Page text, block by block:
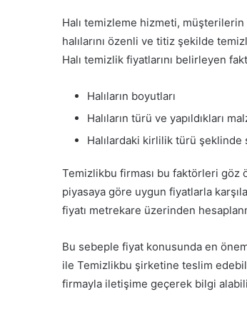
Halı temizleme hizmeti,
halılarını özenli ve titiz şekilde
Halı temizlik fiyatlarını belirleyen
Halıların boyutları
Halıların türü ve yapıldıkları
Halılardaki kirlilik türü şeklinde
Temizlikbu firması bu faktörleri göz
piyasaya göre uygun fiyatlarla
fiyatı metrekare üzerinden
Bu sebeple fiyat konusunda en
ile Temizlikbu şirketine teslim
firmayla iletişime geçerek bilgi